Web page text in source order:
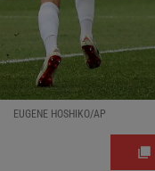
EUGENE HOSHIKO/AP